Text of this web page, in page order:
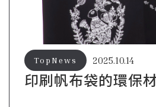
印刷帆布袋的環保
2025.10.14
TopNews